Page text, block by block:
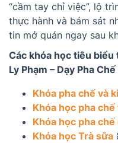
“cầm tay chỉ việc”, lộ
thực hành và bám sát
tin mở quán ngay sau
Các khóa học tiêu biểu
Ly Phạm – Dạy Pha
Khóa pha chế và
Khóa học pha
Khóa học pha chế
Khóa học Trà sữa